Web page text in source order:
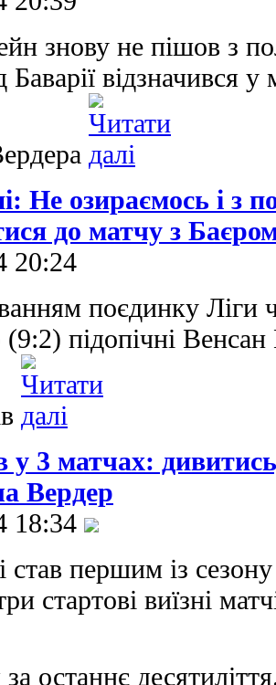
знову не пішов з
Баварії відзначився
Не озираємось і з
до матчу з
20:24
поєдинку Ліги
підопічні
у 3 матчах:
Вердер
18:34
став першим із
стартові виїзні
за останнє